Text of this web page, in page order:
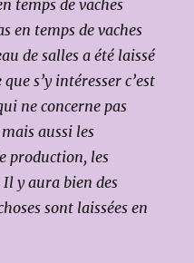
temps de vaches
en temps de vaches
de salles a été laissé
s’y intéresser c’est
ne concerne pas
aussi les
production, les
y aura bien des
sont laissées en